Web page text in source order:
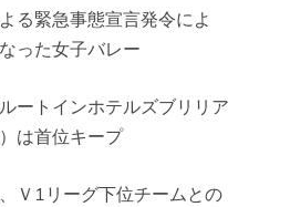
る緊急事態宣言発令によ
った女子バレー
ートインホテルズブリリア
は首位キープ
Ｖ1リーグ下位チームとの